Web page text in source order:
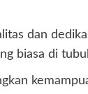
dan
biasa di